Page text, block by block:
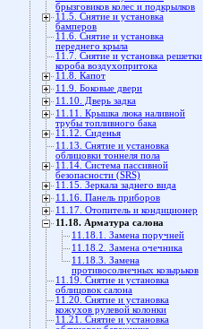
брызговиков колес и подкрылков
11.5. Снятие и установка
бамперов
11.6. Снятие и установка
переднего крыла
11.7. Снятие и установка решетки
короба воздухопритока
11.8. Капот
11.9. Боковые двери
11.10. Дверь задка
11.11. Крышка люка наливной
трубы топливного бака
11.12. Сиденья
11.13. Снятие и установка
облицовки тоннеля пола
11.14. Система пассивной
безопасности (SRS)
11.15. Зеркала заднего вида
11.16. Панель приборов
11.17. Отопитель и кондиционер
11.18. Арматура салона
11.18.1. Замена поручней
11.18.2. Замена очечника
11.18.3. Замена
противосолнечных козырьков
11.19. Снятие и установка
облицовок салона
11.20. Снятие и установка
кожухов рулевой колонки
11.21. Снятие и установка